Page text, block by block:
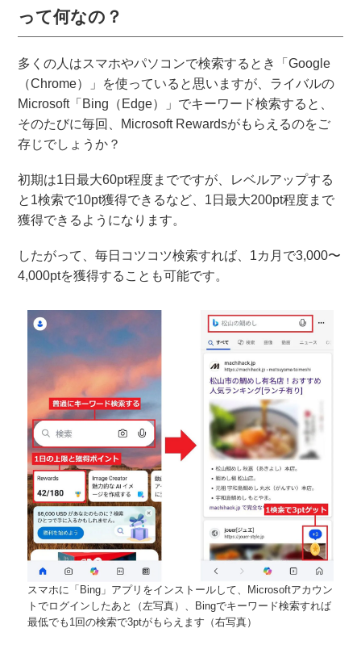
って何なの？
多くの人はスマホやパソコンで検索するとき「Google
（Chrome）」を使っていると思いますが、ライバルの
Microsoft「Bing（Edge）」でキーワード検索すると、
そのたびに毎回、Microsoft Rewardsがもらえるのをご
存じでしょうか？
初期は1日最大60pt程度までですが、レベルアップする
と1検索で10pt獲得できるなど、1日最大200pt程度まで
獲得できるようになります。
したがって、毎日コツコツ検索すれば、1カ月で3,000〜
4,000ptを獲得することも可能です。
スマホに「Bing」アプリをインストールして、Microsoftアカウン
トでログインしたあと（左写真）、Bingでキーワード検索すれば
最低でも1回の検索で3ptがもらえます（右写真）